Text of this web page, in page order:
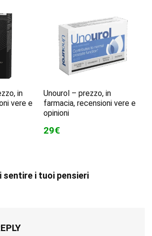
in
vere e
Unourol – prezzo, in
farmacia, recensioni vere e
opinioni
29€
sentire i tuoi pensieri